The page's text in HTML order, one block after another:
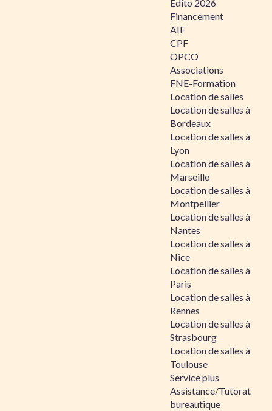
Édito 2026
Financement
AIF
CPF
OPCO
Associations
FNE-Formation
Location de salles
Location de salles à
Bordeaux
Location de salles à
Lyon
Location de salles à
Marseille
Location de salles à
Montpellier
Location de salles à
Nantes
Location de salles à
Nice
Location de salles à
Paris
Location de salles à
Rennes
Location de salles à
Strasbourg
Location de salles à
Toulouse
Service plus
Assistance/Tutorat
bureautique